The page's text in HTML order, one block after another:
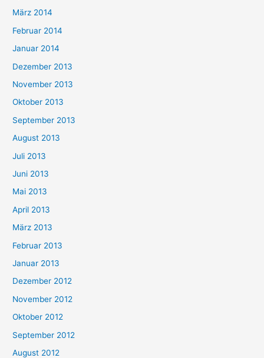
März 2014
Februar 2014
Januar 2014
Dezember 2013
November 2013
Oktober 2013
September 2013
August 2013
Juli 2013
Juni 2013
Mai 2013
April 2013
März 2013
Februar 2013
Januar 2013
Dezember 2012
November 2012
Oktober 2012
September 2012
August 2012